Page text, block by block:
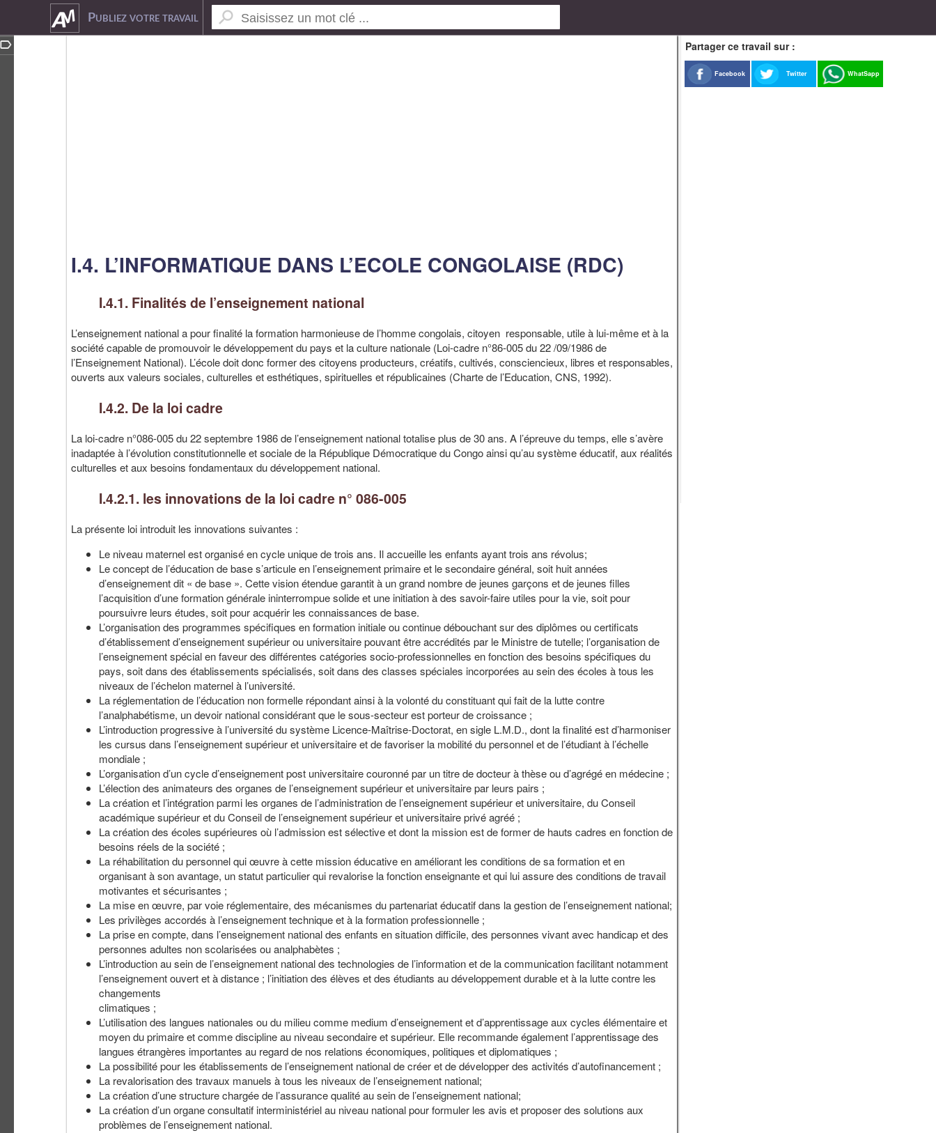
Publiez votre travail
I.4. L’INFORMATIQUE DANS L’ECOLE CONGOLAISE (RDC)
I.4.1. Finalités de l’enseignement national
L’enseignement national a pour finalité la formation harmonieuse de l’homme congolais, citoyen responsable, utile à lui-même et à la
société capable de promouvoir le développement du pays et la culture nationale (Loi-cadre n°86-005 du 22 /09/1986 de
l’Enseignement National). L’école doit donc former des citoyens producteurs, créatifs, cultivés, consciencieux, libres et responsables,
ouverts aux valeurs sociales, culturelles et esthétiques, spirituelles et républicaines (Charte de l’Education, CNS, 1992).
I.4.2. De la loi cadre
La loi-cadre n°086-005 du 22 septembre 1986 de l’enseignement national totalise plus de 30 ans. A l’épreuve du temps, elle s’avère
inadaptée à l’évolution constitutionnelle et sociale de la République Démocratique du Congo ainsi qu’au système éducatif, aux réalités
culturelles et aux besoins fondamentaux du développement national.
I.4.2.1. les innovations de la loi cadre n° 086-005
La présente loi introduit les innovations suivantes :
Le niveau maternel est organisé en cycle unique de trois ans. Il accueille les enfants ayant trois ans révolus;
Le concept de l’éducation de base s’articule en l’enseignement primaire et le secondaire général, soit huit années
d’enseignement dit « de base ». Cette vision étendue garantit à un grand nombre de jeunes garçons et de jeunes filles
l’acquisition d’une formation générale ininterrompue solide et une initiation à des savoir-faire utiles pour la vie, soit pour
poursuivre leurs études, soit pour acquérir les connaissances de base.
L’organisation des programmes spécifiques en formation initiale ou continue débouchant sur des diplômes ou certificats
d’établissement d’enseignement supérieur ou universitaire pouvant être accrédités par le Ministre de tutelle; l’organisation de
l’enseignement spécial en faveur des différentes catégories socio-professionnelles en fonction des besoins spécifiques du
pays, soit dans des établissements spécialisés, soit dans des classes spéciales incorporées au sein des écoles à tous les
niveaux de l’échelon maternel à l’université.
La réglementation de l’éducation non formelle répondant ainsi à la volonté du constituant qui fait de la lutte contre
l’analphabétisme, un devoir national considérant que le sous-secteur est porteur de croissance ;
L’introduction progressive à l’université du système Licence-Maîtrise-Doctorat, en sigle L.M.D., dont la finalité est d’harmoniser
les cursus dans l’enseignement supérieur et universitaire et de favoriser la mobilité du personnel et de l’étudiant à l’échelle
mondiale ;
L’organisation d’un cycle d’enseignement post universitaire couronné par un titre de docteur à thèse ou d’agrégé en médecine ;
L’élection des animateurs des organes de l’enseignement supérieur et universitaire par leurs pairs ;
La création et l’intégration parmi les organes de l’administration de l’enseignement supérieur et universitaire, du Conseil
académique supérieur et du Conseil de l’enseignement supérieur et universitaire privé agréé ;
La création des écoles supérieures où l’admission est sélective et dont la mission est de former de hauts cadres en fonction de
besoins réels de la société ;
La réhabilitation du personnel qui œuvre à cette mission éducative en améliorant les conditions de sa formation et en
organisant à son avantage, un statut particulier qui revalorise la fonction enseignante et qui lui assure des conditions de travail
motivantes et sécurisantes ;
La mise en œuvre, par voie réglementaire, des mécanismes du partenariat éducatif dans la gestion de l’enseignement national;
Les privilèges accordés à l’enseignement technique et à la formation professionnelle ;
La prise en compte, dans l’enseignement national des enfants en situation difficile, des personnes vivant avec handicap et des
personnes adultes non scolarisées ou analphabètes ;
L’introduction au sein de l’enseignement national des technologies de l’information et de la communication facilitant notamment
l’enseignement ouvert et à distance ; l’initiation des élèves et des étudiants au développement durable et à la lutte contre les
changements
climatiques ;
L’utilisation des langues nationales ou du milieu comme medium d’enseignement et d’apprentissage aux cycles élémentaire et
moyen du primaire et comme discipline au niveau secondaire et supérieur. Elle recommande également l’apprentissage des
langues étrangères importantes au regard de nos relations économiques, politiques et diplomatiques ;
La possibilité pour les établissements de l’enseignement national de créer et de développer des activités d’autofinancement ;
La revalorisation des travaux manuels à tous les niveaux de l’enseignement national;
La création d’une structure chargée de l’assurance qualité au sein de l’enseignement national;
La création d’un organe consultatif interministériel au niveau national pour formuler les avis et proposer des solutions aux
problèmes de l’enseignement national.
Partager ce travail sur :
Facebook Twitter WhatSapp